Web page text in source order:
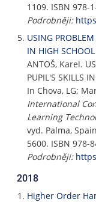
1109. ISBN 978-
Podrobněji:
USING
IN HIGH
ANTOŠ, Karel.
PUPIL'S SKILLS
In Chova, LG;
International
Learning
vyd. Palma,
5600. ISBN 978-
Podrobněji:
2018
Higher Order